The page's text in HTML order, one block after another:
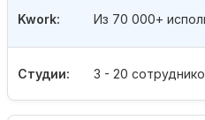
Студии: 3 - 20
Kwork: Из 70 000+